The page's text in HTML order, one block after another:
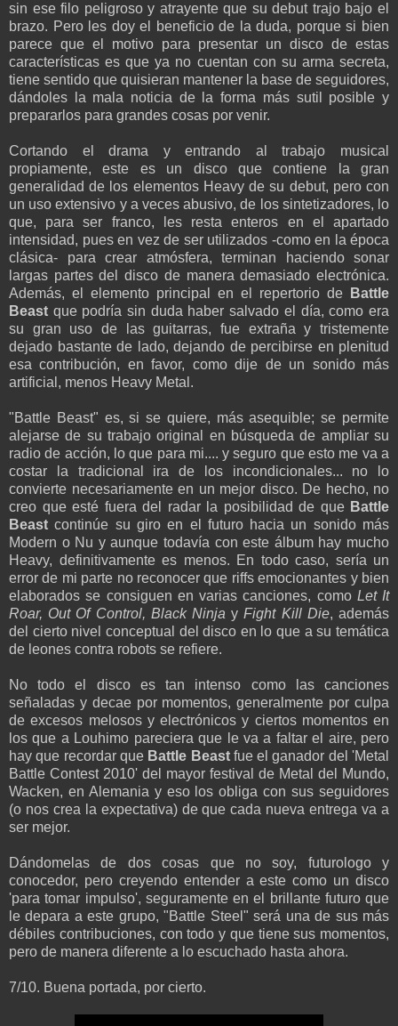
sin ese filo peligroso y atrayente que su debut trajo bajo el
brazo. Pero les doy el beneficio de la duda, porque si bien
parece que el motivo para presentar un disco de estas
características es que ya no cuentan con su arma secreta,
tiene sentido que quisieran mantener la base de seguidores,
dándoles la mala noticia de la forma más sutil posible y
prepararlos para grandes cosas por venir.
Cortando el drama y entrando al trabajo musical
propiamente, este es un disco que contiene la gran
generalidad de los elementos Heavy de su debut, pero con
un uso extensivo y a veces abusivo, de los sintetizadores, lo
que, para ser franco, les resta enteros en el apartado
intensidad, pues en vez de ser utilizados -como en la época
clásica- para crear atmósfera, terminan haciendo sonar
largas partes del disco de manera demasiado electrónica.
Además, el elemento principal en el repertorio de
Battle
Beast que podría sin duda haber salvado el día, como era
su gran uso de las guitarras, fue extraña y tristemente
dejado bastante de lado, dejando de percibirse en plenitud
esa contribución, en favor, como dije de un sonido más
artificial, menos Heavy Metal.
"Battle Beast" es, si se quiere, más asequible; se permite
alejarse de su trabajo original en búsqueda de ampliar su
radio de acción, lo que para mi.... y seguro que esto me va a
costar la tradicional ira de los incondicionales... no lo
convierte necesariamente en un mejor disco. De hecho, no
creo que esté fuera del radar la posibilidad de que Battle
Beast continúe su giro en el futuro hacia un sonido más
Modern o Nu y aunque todavía con este álbum hay mucho
Heavy, definitivamente es menos. En todo caso, sería un
error de mi parte no reconocer que riffs emocionantes y bien
elaborados se consiguen en varias canciones, como Let It
Roar, Out Of Control, Black Ninjay Fight Kill Die, además
del cierto nivel conceptual del disco en lo que a su temática
de leones contra robots se refiere.
No todo el disco es tan intenso como las canciones
señaladas y decae por momentos, generalmente por culpa
de excesos melosos y electrónicos y ciertos momentos en
los que a Louhimo pareciera que le va a faltar el aire, pero
hay que recordar que Battle Beastfue el ganador del 'Metal
Battle Contest 2010' del mayor festival de Metal del Mundo,
Wacken, en Alemania y eso los obliga con sus seguidores
(o nos crea la expectativa) de que cada nueva entrega va a
ser mejor.
Dándomelas de dos cosas que no soy, futurologo y
conocedor, pero creyendo entender a este como un disco
'para tomar impulso', seguramente en el brillante futuro que
le depara a este grupo, "Battle Steel" será una de sus más
débiles contribuciones, con todo y que tiene sus momentos,
pero de manera diferente a lo escuchado hasta ahora.
7/10. Buena portada, por cierto.